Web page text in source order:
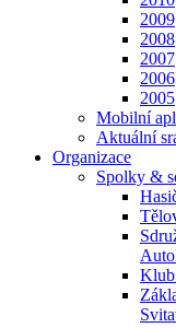
2009
2008
2007
2006
2005
Mobilní
Aktuální
Organizace
Spolky &
Klub